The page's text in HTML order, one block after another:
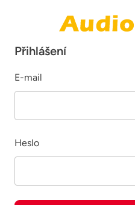
Přihlášení
E-mail
Heslo